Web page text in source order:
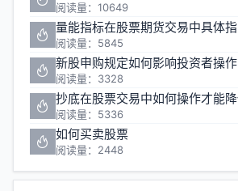
阅读量：10649
量能指标在股票期货交易中具体
阅读量：5845
新股申购规定如何影响投资者操作
阅读量：3328
抄底在股票交易中如何操作才能
阅读量：5336
如何买卖股票
阅读量：2448